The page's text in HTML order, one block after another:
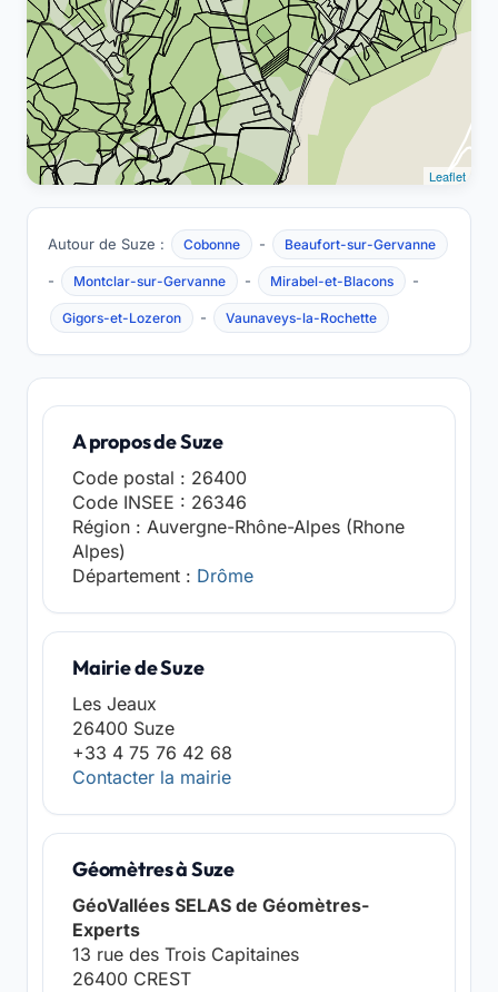
Leaflet
Autour de Suze : Cobonne - Beaufort-sur-Gervanne
- Montclar-sur-Gervanne - Mirabel-et-Blacons -
Gigors-et-Lozeron - Vaunaveys-la-Rochette
A propos de Suze
Code postal : 26400
Code INSEE : 26346
Région : Auvergne-Rhône-Alpes (Rhone
Alpes)
Département : Drôme
Mairie de Suze
Les Jeaux
26400 Suze
+33 4 75 76 42 68
Contacter la mairie
Géomètres à Suze
GéoVallées SELAS de Géomètres-
Experts
13 rue des Trois Capitaines
26400 CREST